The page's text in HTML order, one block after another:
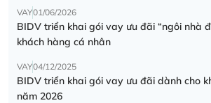
VAY01/06/2026
BIDV triển khai gói vay ưu đãi “ngôi nhà
khách hàng cá nhân
VAY04/12/2025
BIDV triển khai gói vay ưu đãi dành cho
năm 2026